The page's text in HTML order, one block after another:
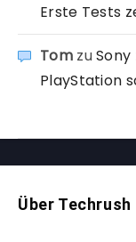
Erste Tests
Tomzu
PlayStation
Über Techrush